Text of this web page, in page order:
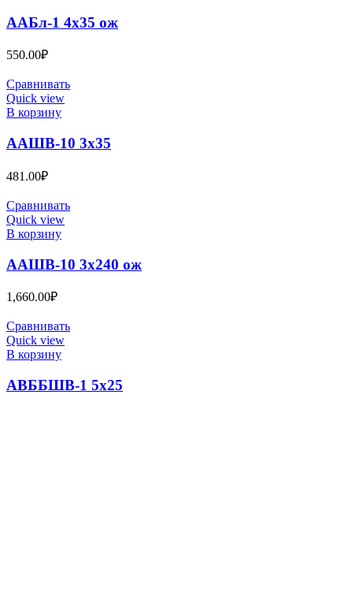
ААБл-1 4х35 ож
550.00₽
Сравнивать
Quick view
В корзину
ААШВ-10 3х35
481.00₽
Сравнивать
Quick view
В корзину
ААШВ-10 3х240 ож
1,660.00₽
Сравнивать
Quick view
В корзину
АВББШВ-1 5х25